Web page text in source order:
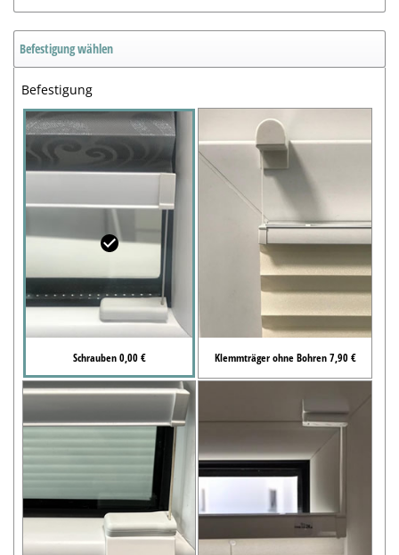
Befestigung wählen
Befestigung
Schrauben 0,00 € Klemmträger ohne Bohren 7,90 €